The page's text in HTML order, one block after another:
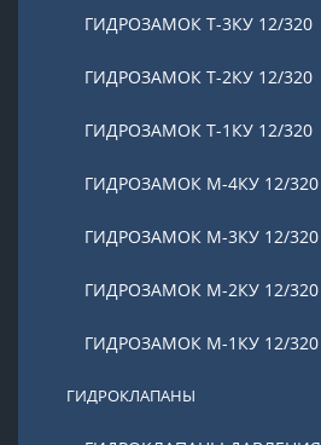
ГИДРОЗАМОК Т-3КУ 12/320
ГИДРОЗАМОК Т-2КУ 12/320
ГИДРОЗАМОК Т-1КУ 12/320
ГИДРОЗАМОК М-4КУ 12/320
ГИДРОЗАМОК М-3КУ 12/320
ГИДРОЗАМОК М-2КУ 12/320
ГИДРОЗАМОК М-1КУ 12/320
ГИДРОКЛАПАНЫ